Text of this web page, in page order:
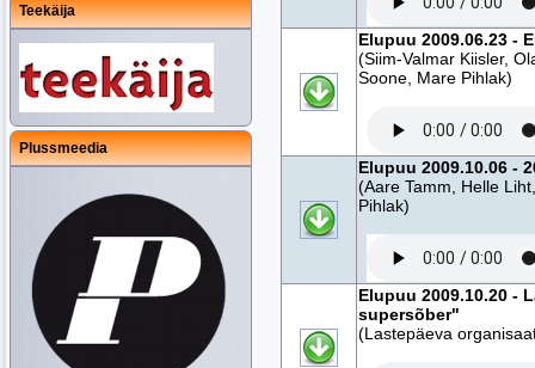
Teekäija
Plussmeedia
Elupuu 2009.06.23 -
(Siim-Valmar Kiisler,
Soone, Mare Pihlak)
Elupuu 2009.10.06 -
(Aare Tamm, Helle
Pihlak)
Elupuu 2009.10.20 -
supersõber"
(Lastepäeva